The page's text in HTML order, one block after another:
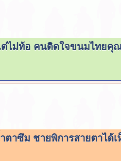
ไม่ท้อ คนติดใจขนมไทยคุณ
ตาซึม ชายพิการสายตาได้